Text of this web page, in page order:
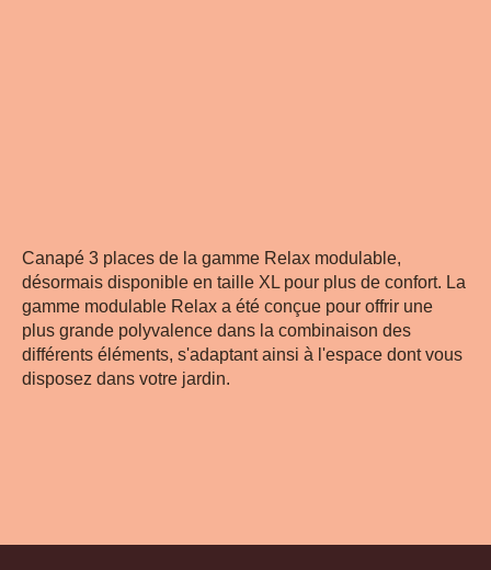
Canapé 3 places de la gamme Relax modulable,
désormais disponible en taille XL pour plus de confort. La
gamme modulable Relax a été conçue pour offrir une
plus grande polyvalence dans la combinaison des
différents éléments, s'adaptant ainsi à l'espace dont vous
disposez dans votre jardin.